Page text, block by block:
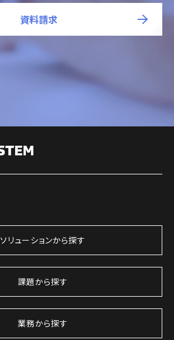
資料請求
ソリューションから探す
課題から探す
業務から探す